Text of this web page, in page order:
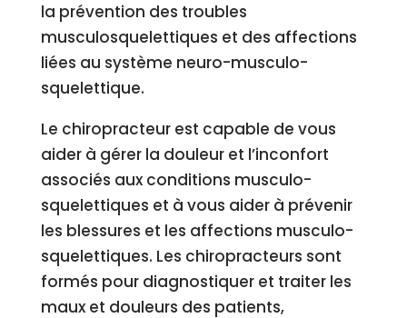
la prévention des troubles
musculosquelettiques et des affections
liées au système neuro-musculo-
squelettique.
Le chiropracteur est capable de vous
aider à gérer la douleur et l’inconfort
associés aux conditions musculo-
squelettiques et à vous aider à prévenir
les blessures et les affections musculo-
squelettiques. Les chiropracteurs sont
formés pour diagnostiquer et traiter les
maux et douleurs des patients,